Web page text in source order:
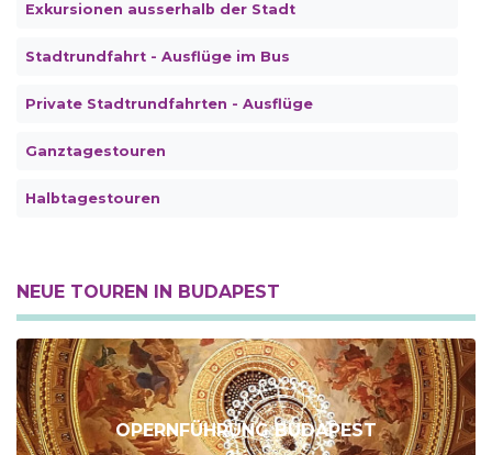
Exkursionen ausserhalb der Stadt
Stadtrundfahrt - Ausflüge im Bus
Private Stadtrundfahrten - Ausflüge
Ganztagestouren
Halbtagestouren
NEUE TOUREN IN BUDAPEST
OPERNFÜHRUNG BUDAPEST